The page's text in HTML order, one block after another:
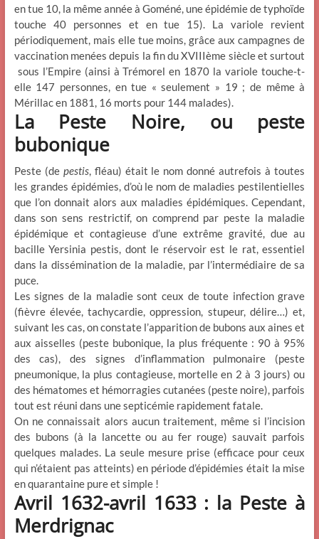
en tue 10, la même année à Goméné, une épidémie de typhoïde
touche 40 personnes et en tue 15). La variole revient
périodiquement, mais elle tue moins, grâce aux campagnes de
vaccination menées depuis la fin du XVIIIème siècle et surtout
sous l’Empire (ainsi à Trémorel en 1870 la variole touche-t-
elle 147 personnes, en tue « seulement » 19 ; de même à
Mérillac en 1881, 16 morts pour 144 malades).
La Peste Noire, ou peste
bubonique
Peste (de pestis, fléau) était le nom donné autrefois à toutes
les grandes épidémies, d’où le nom de maladies pestilentielles
que l’on donnait alors aux maladies épidémiques. Cependant,
dans son sens restrictif, on comprend par peste la maladie
épidémique et contagieuse d’une extrême gravité, due au
bacille Yersinia pestis, dont le réservoir est le rat, essentiel
dans la dissémination de la maladie, par l’intermédiaire de sa
puce.
Les signes de la maladie sont ceux de toute infection grave
(fièvre élevée, tachycardie, oppression, stupeur, délire…) et,
suivant les cas, on constate l’apparition de bubons aux aines et
aux aisselles (peste bubonique, la plus fréquente : 90 à 95%
des cas), des signes d’inflammation pulmonaire (peste
pneumonique, la plus contagieuse, mortelle en 2 à 3 jours) ou
des hématomes et hémorragies cutanées (peste noire), parfois
tout est réuni dans une septicémie rapidement fatale.
On ne connaissait alors aucun traitement, même si l’incision
des bubons (à la lancette ou au fer rouge) sauvait parfois
quelques malades. La seule mesure prise (efficace pour ceux
qui n’étaient pas atteints) en période d’épidémies était la mise
en quarantaine pure et simple !
Avril 1632-avril 1633 : la Peste à
Merdrignac